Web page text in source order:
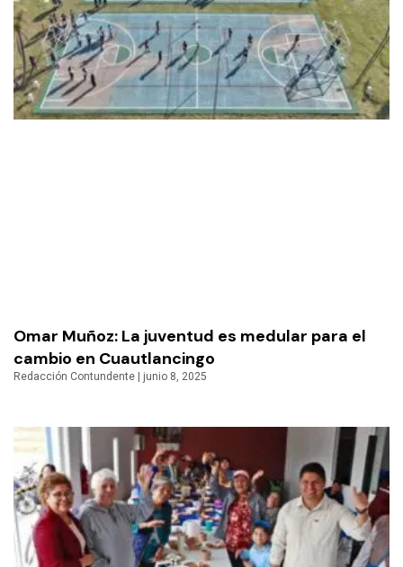
Omar Muñoz: La juventud es medular para el
cambio en Cuautlancingo
Redacción Contundente junio 8, 2025